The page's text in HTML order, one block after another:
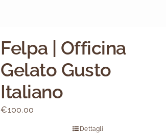
Felpa | Officina
Gelato Gusto
Italiano
€100.00
Dettagli